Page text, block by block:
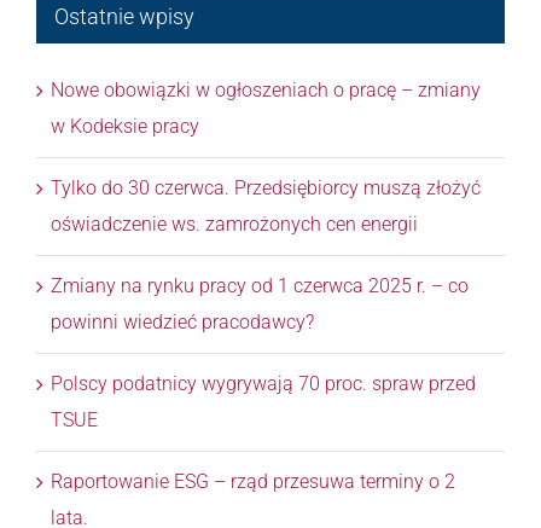
Ostatnie wpisy
Nowe obowiązki w ogłoszeniach o pracę – zmiany
w Kodeksie pracy
Tylko do 30 czerwca. Przedsiębiorcy muszą złożyć
oświadczenie ws. zamrożonych cen energii
Zmiany na rynku pracy od 1 czerwca 2025 r. – co
powinni wiedzieć pracodawcy?
Polscy podatnicy wygrywają 70 proc. spraw przed
TSUE
Raportowanie ESG – rząd przesuwa terminy o 2
lata.